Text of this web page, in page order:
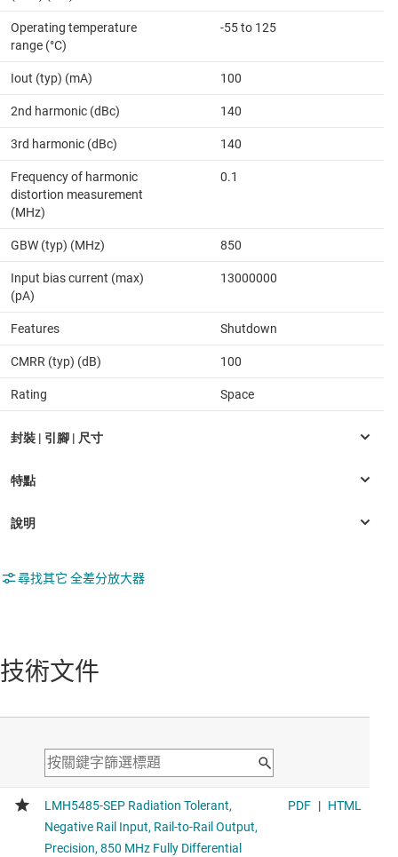
Operating temperature
range (°C)
-55 to 125
Iout (typ) (mA) 100
2nd harmonic (dBc) 140
3rd harmonic (dBc) 140
Frequency of harmonic
distortion measurement
(MHz)
0.1
GBW (typ) (MHz) 850
Input bias current (max)
(pA)
13000000
Features Shutdown
CMRR (typ) (dB) 100
Rating Space
尋找其它 全差分放大器
技術文件